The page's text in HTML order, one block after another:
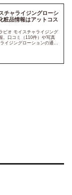
チャライジングローシ
粧品情報はアットコス
ビオ モイスチャライジング
。口コミ（110件）や写真
イジングローションの通